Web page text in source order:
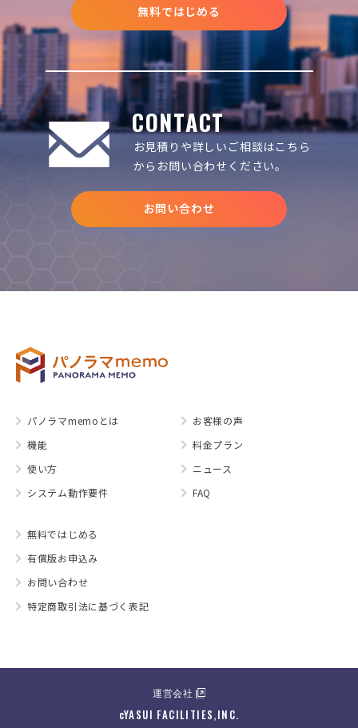
無料ではじめる
CONTACT
お見積りや詳しいご相談はこちら
からお問い合わせください。
お問い合わせ
パノラマmemoとは
機能
使い方
システム動作要件
お客様の声
料金プラン
ニュース
FAQ
無料ではじめる
有償版お申込み
お問い合わせ
特定商取引法に基づく表記
cYASUI FACILITIES,INC.
運営会社